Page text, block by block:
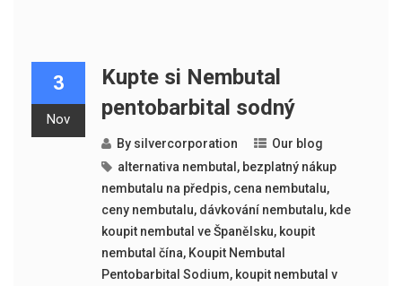
3
Nov
Kupte si Nembutal
pentobarbital sodný
By silvercorporation
Our blog
alternativa nembutal , bezplatný nákup
nembutalu na předpis, cena nembutalu,
ceny nembutalu, dávkování nembutalu, kde
koupit nembutal ve Španělsku, koupit
nembutal čína, Koupit Nembutal
Pentobarbital Sodium, koupit nembutal v